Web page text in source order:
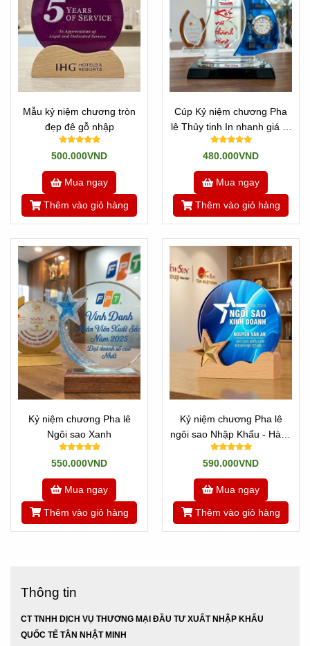
Mẫu kỷ niệm chương tròn
đẹp đê gỗ nhập
500.000VND
Mua ngay
Thêm vào giỏ hàng
Cúp Kỷ niệm chương Pha
lê Thủy tinh In nhanh giá rẻ
Mẫu Thuyền Buồm 2 cánh
480.000VND
Mua ngay
Thêm vào giỏ hàng
Kỷ niệm chương Pha lê
Ngôi sao Xanh
550.000VND
Mua ngay
Thêm vào giỏ hàng
Kỷ niệm chương Pha lê
ngôi sao Nhập Khẩu - Hàng
sẵn
590.000VND
Mua ngay
Thêm vào giỏ hàng
Thông tin
CT TNHH DỊCH VỤ THƯƠNG MẠI ĐẦU TƯ XUẤT NHẬP KHẨU
QUỐC TẾ TÂN NHẬT MINH